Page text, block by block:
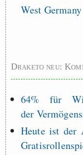
West Germany
Draketo neu:
64% für
der
Heute ist der